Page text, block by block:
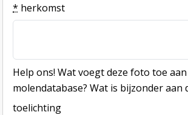
* herkomst
Help ons! Wat voegt deze foto toe aan
molendatabase? Wat is bijzonder aan
toelichting